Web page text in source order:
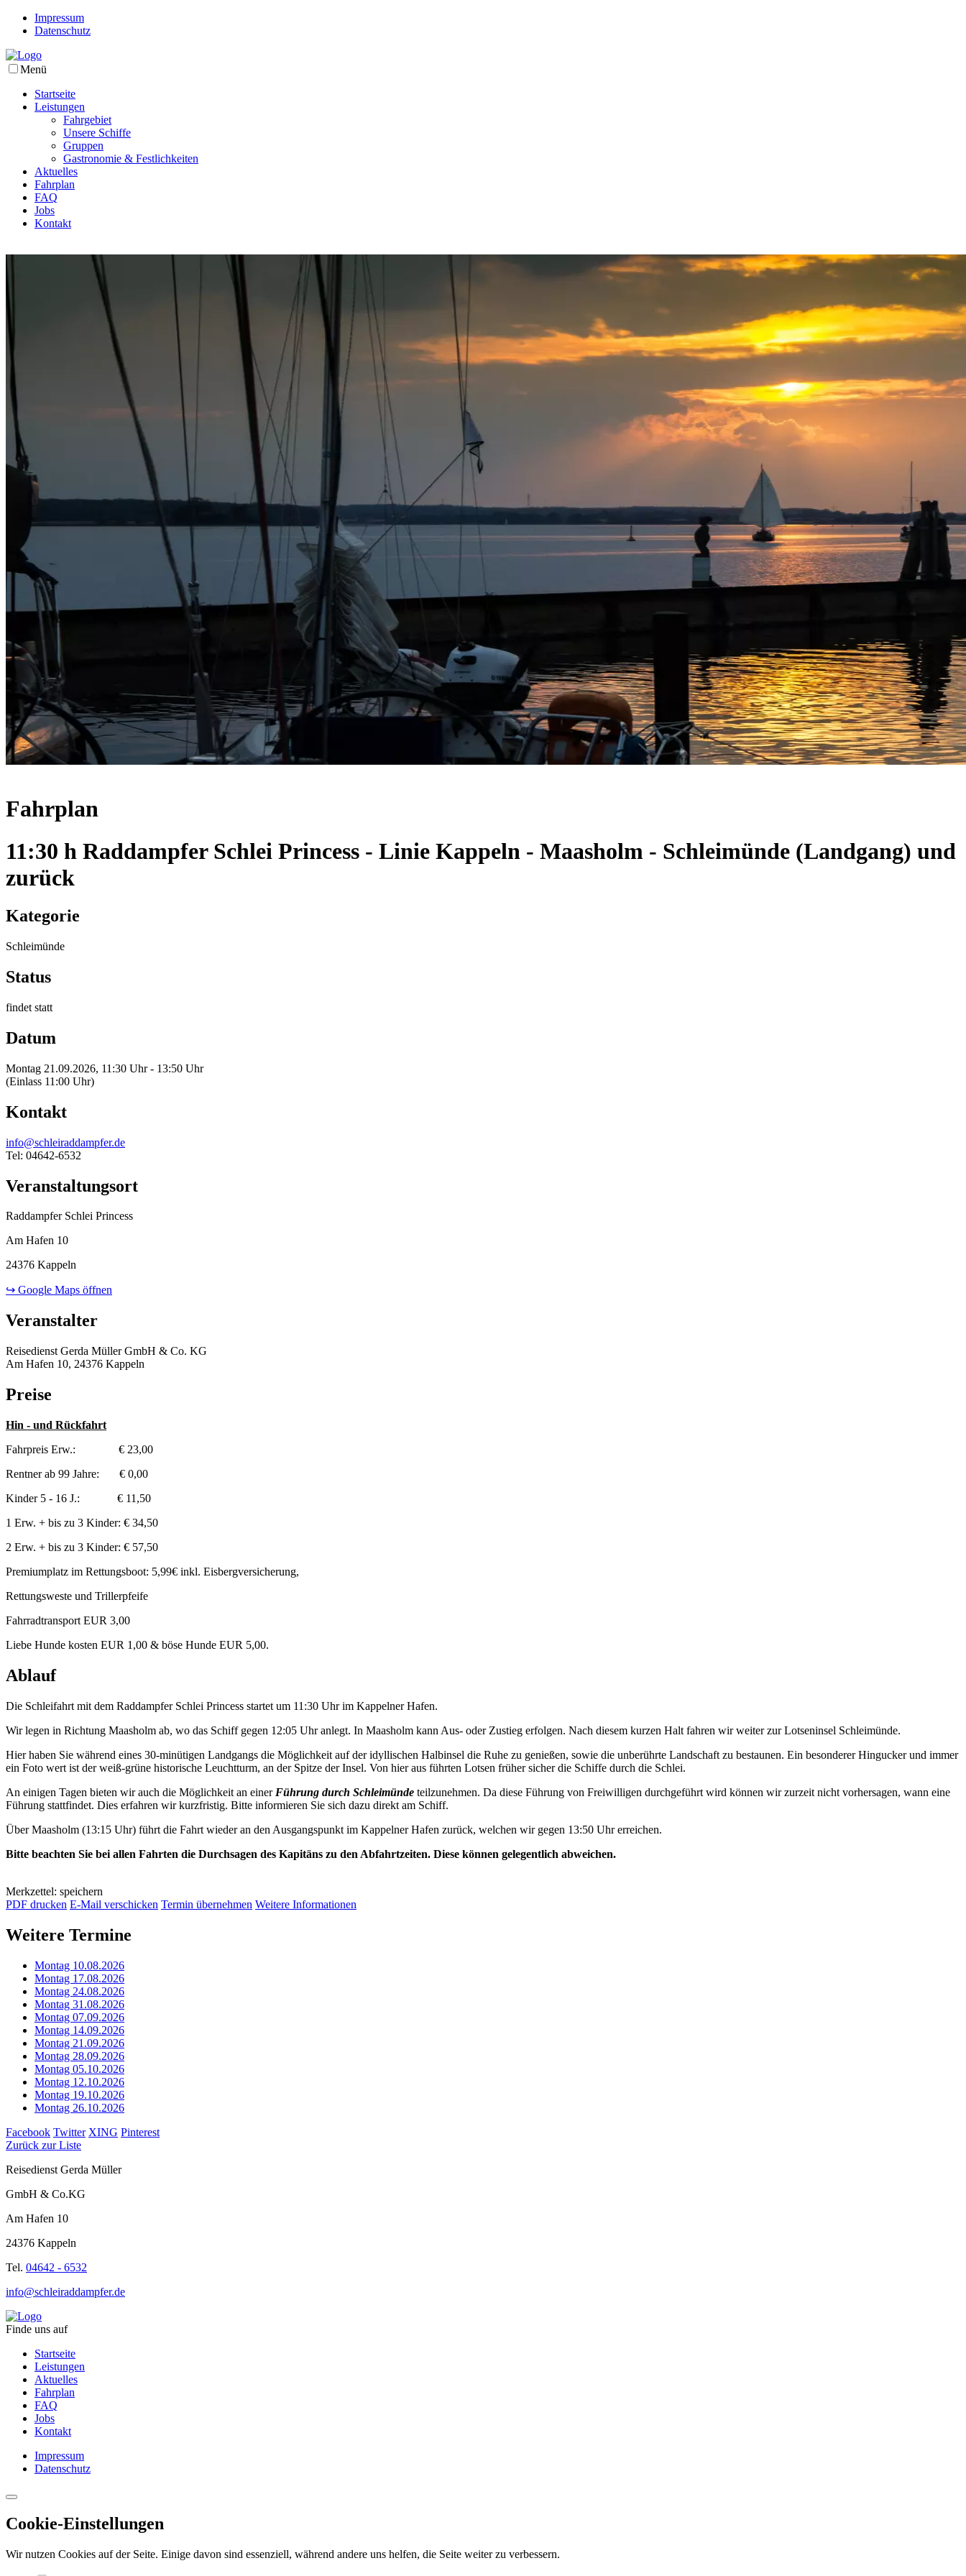
Impressum
Datenschutz
Menü
Startseite
Leistungen
Fahrgebiet
Unsere Schiffe
Gruppen
Gastronomie & Festlichkeiten
Aktuelles
Fahrplan
FAQ
Jobs
Kontakt
Fahrplan
11:30 h Raddampfer Schlei Princess - Linie Kappeln - Maasholm - Schleimünde (Landgang) und
zurück
Kategorie
Schleimünde
Status
findet statt
Datum
Montag 21.09.2026, 11:30 Uhr - 13:50 Uhr
(Einlass 11:00 Uhr)
Kontakt
info@schleiraddampfer.de
Tel: 04642-6532
Veranstaltungsort
Raddampfer Schlei Princess
Am Hafen 10
24376 Kappeln
↪ Google Maps öffnen
Veranstalter
Reisedienst Gerda Müller GmbH & Co. KG
Am Hafen 10, 24376 Kappeln
Preise
Hin - und Rückfahrt
Fahrpreis Erw.: € 23,00
Rentner ab 99 Jahre: € 0,00
Kinder 5 - 16 J.: € 11,50
1 Erw. + bis zu 3 Kinder: € 34,50
2 Erw. + bis zu 3 Kinder: € 57,50
Premiumplatz im Rettungsboot: 5,99€ inkl. Eisbergversicherung,
Rettungsweste und Trillerpfeife
Fahrradtransport EUR 3,00
Liebe Hunde kosten EUR 1,00 & böse Hunde EUR 5,00.
Ablauf
Die Schleifahrt mit dem Raddampfer Schlei Princess startet um 11:30 Uhr im Kappelner Hafen.
Wir legen in Richtung Maasholm ab, wo das Schiff gegen 12:05 Uhr anlegt. In Maasholm kann Aus- oder Zustieg erfolgen. Nach diesem kurzen Halt fahren wir weiter zur Lotseninsel Schleimünde.
Hier haben Sie während eines 30-minütigen Landgangs die Möglichkeit auf der idyllischen Halbinsel die Ruhe zu genießen, sowie die unberührte Landschaft zu bestaunen. Ein besonderer Hingucker und immer
ein Foto wert ist der weiß-grüne historische Leuchtturm, an der Spitze der Insel. Von hier aus führten Lotsen früher sicher die Schiffe durch die Schlei.
An einigen Tagen bieten wir auch die Möglichkeit an einer Führung durch Schleimünde teilzunehmen. Da diese Führung von Freiwilligen durchgeführt wird können wir zurzeit nicht vorhersagen, wann eine
Führung stattfindet. Dies erfahren wir kurzfristig. Bitte informieren Sie sich dazu direkt am Schiff.
Über Maasholm (13:15 Uhr) führt die Fahrt wieder an den Ausgangspunkt im Kappelner Hafen zurück, welchen wir gegen 13:50 Uhr erreichen.
Bitte beachten Sie bei allen Fahrten die Durchsagen des Kapitäns zu den Abfahrtzeiten. Diese können gelegentlich abweichen.
Merkzettel: speichern
PDF drucken E-Mail verschicken Termin übernehmen Weitere Informationen
Weitere Termine
Montag 10.08.2026
Montag 17.08.2026
Montag 24.08.2026
Montag 31.08.2026
Montag 07.09.2026
Montag 14.09.2026
Montag 21.09.2026
Montag 28.09.2026
Montag 05.10.2026
Montag 12.10.2026
Montag 19.10.2026
Montag 26.10.2026
Facebook Twitter XING Pinterest
Zurück zur Liste
Reisedienst Gerda Müller
GmbH & Co.KG
Am Hafen 10
24376 Kappeln
Tel. 04642 - 6532
info@schleiraddampfer.de
Finde uns auf
Startseite
Leistungen
Aktuelles
Fahrplan
FAQ
Jobs
Kontakt
Impressum
Datenschutz
Cookie-Einstellungen
Wir nutzen Cookies auf der Seite. Einige davon sind essenziell, während andere uns helfen, die Seite weiter zu verbessern.